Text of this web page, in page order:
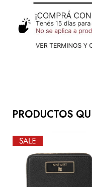
PRODUCTOS